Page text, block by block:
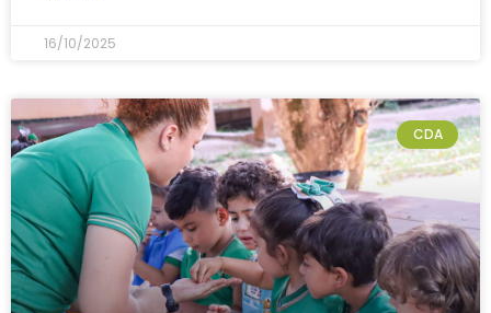
16/10/2025
CDA